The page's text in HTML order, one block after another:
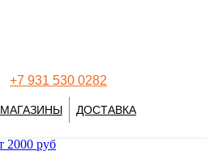
+7 931 530 0282
МАГАЗИНЫ ДОСТАВКА